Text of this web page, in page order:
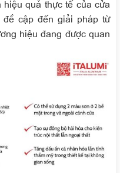
quả thực tế của cửa
đề cập đến giải pháp từ
hiệu đang được quan